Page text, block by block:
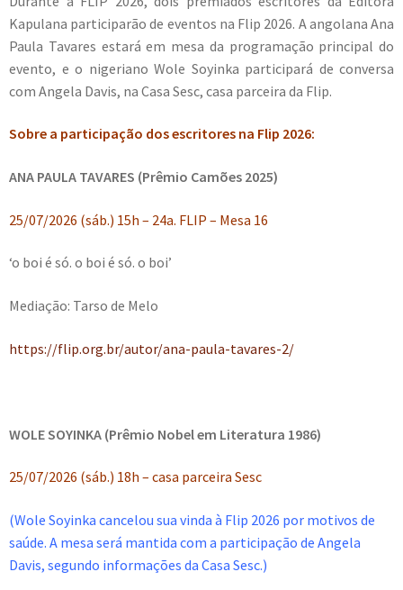
Kapulana participarão de eventos na Flip 2026. A angolana Ana
Paula Tavares estará em mesa da programação principal do
evento, e o nigeriano Wole Soyinka participará de conversa
com Angela Davis, na Casa Sesc, casa parceira da Flip.
Sobre a participação dos escritores na Flip 2026:
ANA PAULA TAVARES (Prêmio Camões 2025)
25/07/2026 (sáb.) 15h – 24a. FLIP – Mesa 16
‘o boi é só. o boi é só. o boi’
Mediação: Tarso de Melo
https://flip.org.br/autor/ana-paula-tavares-2/
WOLE SOYINKA (Prêmio Nobel em Literatura 1986)
25/07/2026 (sáb.) 18h – casa parceira Sesc
(Wole Soyinka cancelou sua vinda à Flip 2026 por motivos de
saúde. A mesa será mantida com a participação de Angela
Davis, segundo informações da Casa Sesc.)